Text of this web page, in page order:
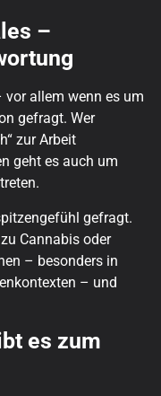
–
vor allem wenn es um
gefragt. Wer
zur Arbeit
geht es auch um
gefragt.
Cannabis oder
– besonders in
– und
es zum